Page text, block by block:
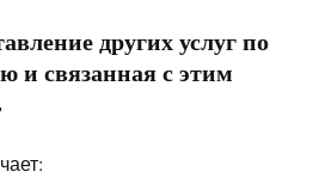
других услуг по
и связанная с этим